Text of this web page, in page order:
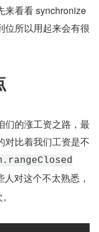
来看看 synchronize
位所以用起来会有很
们的涨工资之路，最
对比着我们工资是不
人对这个不太熟悉，